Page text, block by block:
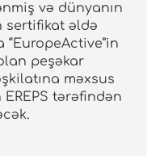
və dünyanın
sertifikat əldə
“EuropeActive”in
peşəkar
məxsus
tərəfindən